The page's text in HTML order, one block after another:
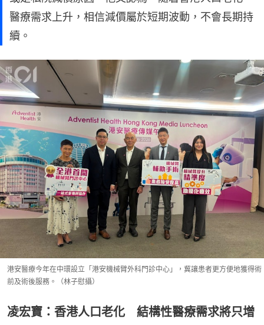
醫療需求上升，相信減價屬於短期波動，不會長期持
續。
港安醫療今年在中環設立「港安機械臂外科門診中心」，冀讓患者更方便地獲得術
前及術後服務。（林子慰攝）
凌宏寶：香港人口老化 結構性醫療需求將只增